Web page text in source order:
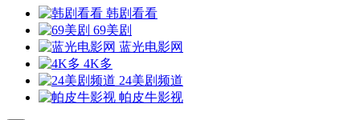
韩剧看看
69美剧
蓝光电影网
4K多
24美剧频道
帕皮牛影视